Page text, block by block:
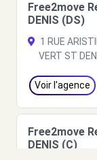
Free2move
DENIS (DS)
1 RUE
VERT ST
Voir l'agence
Free2move
DENIS (C)